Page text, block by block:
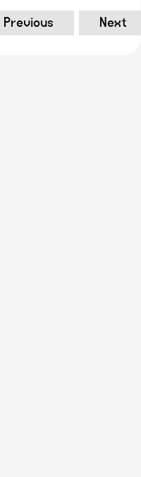
Previous Next